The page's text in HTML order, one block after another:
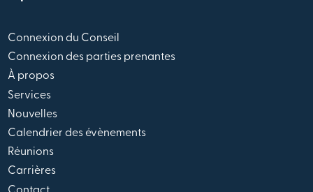
Connexion du Conseil
Connexion des parties prenantes
À propos
Services
Nouvelles
Calendrier des évènements
Réunions
Carrières